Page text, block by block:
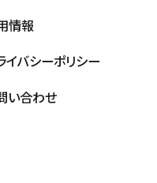
情報
イバシーポリシー
い合わせ